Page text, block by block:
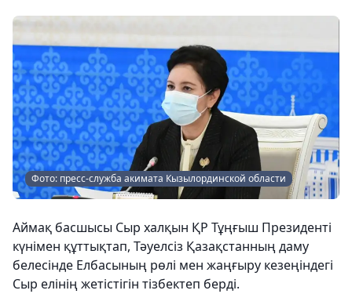
Фото: пресс-служба акимата Кызылординской области
Аймақ басшысы Сыр халқын ҚР Тұңғыш Президенті
күнімен құттықтап, Тәуелсіз Қазақстанның даму
белесінде Елбасының рөлі мен жаңғыру кезеңіндегі
Сыр елінің жетістігін тізбектеп берді.